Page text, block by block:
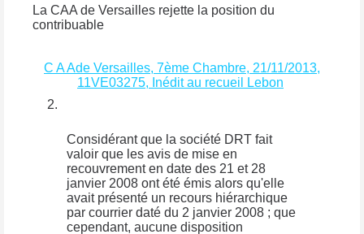
La CAA de Versailles rejette la position du
contribuable
C A Ade Versailles, 7ème Chambre, 21/11/2013,
11VE03275, Inédit au recueil Lebon
Considérant que la société DRT fait
valoir que les avis de mise en
recouvrement en date des 21 et 28
janvier 2008 ont été émis alors qu'elle
avait présenté un recours hiérarchique
par courrier daté du 2 janvier 2008 ; que
cependant, aucune disposition